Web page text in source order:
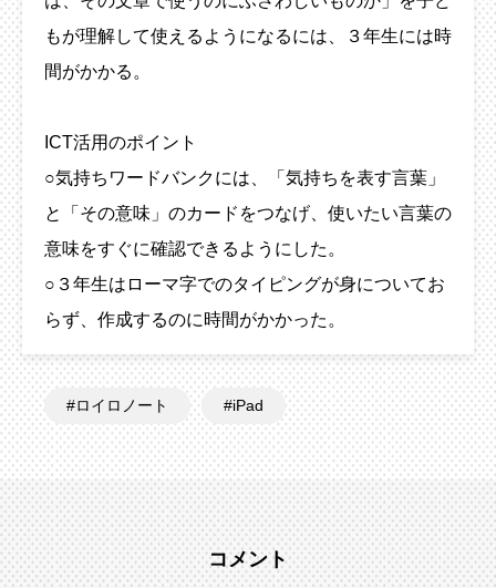
もが理解して使えるようになるには、３年生には時
間がかかる。
ICT活用のポイント
○気持ちワードバンクには、「気持ちを表す言葉」
と「その意味」のカードをつなげ、使いたい言葉の
意味をすぐに確認できるようにした。
○３年生はローマ字でのタイピングが身についてお
らず、作成するのに時間がかかった。
ロイロノート iPad
コメント